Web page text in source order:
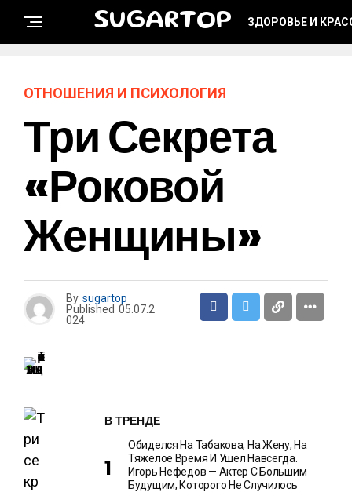
SUGARTOP ЗДОРОВЬЕ И
ОТНОШЕНИЯ И ПСИХОЛОГИЯ
Три Секрета
«роковой
Женщины»
By sugartop
Published 05.07.2
024
В ТРЕНДЕ
Обиделся На Табакова, На Жену, На
Тяжелое Время И Ушел Навсегда.
Игорь Нефедов — Актер С Большим
Будущим, Которого Не Случилось